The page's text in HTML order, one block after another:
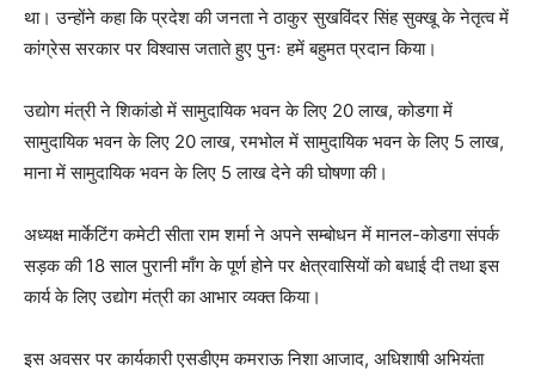
था। उन्होंने कहा कि प्रदेश की जनता ने ठाकुर सुखविंदर सिंह सुक्खू के नेतृत्व में
कांग्रेस सरकार पर विश्वास जताते हुए पुनः हमें बहुमत प्रदान किया।
उद्योग मंत्री ने शिकांडो में सामुदायिक भवन के लिए 20 लाख, कोडगा में
सामुदायिक भवन के लिए 20 लाख, रमभोल में सामुदायिक भवन के लिए 5 लाख,
माना में सामुदायिक भवन के लिए 5 लाख देने की घोषणा की।
अध्यक्ष मार्केटिंग कमेटी सीता राम शर्मा ने अपने सम्बोधन में मानल-कोडगा संपर्क
सड़क की 18 साल पुरानी माँग के पूर्ण होने पर क्षेत्रवासियों को बधाई दी तथा इस
कार्य के लिए उद्योग मंत्री का आभार व्यक्त किया।
इस अवसर पर कार्यकारी एसडीएम कमराऊ निशा आजाद, अधिशाषी अभियंता